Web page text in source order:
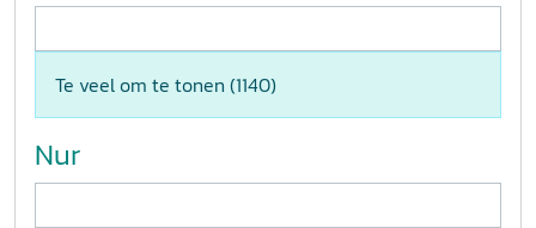
Te veel om te tonen (1140)
Nur